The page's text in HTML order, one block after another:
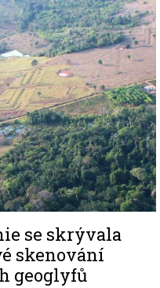
se skrývala
skenování
geoglyfů